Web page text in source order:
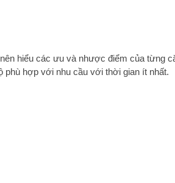
hiểu các ưu và nhược điểm của từng
hợp với nhu cầu với thời gian ít nhất.